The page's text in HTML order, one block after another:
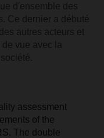
d'ensemble des
Ce dernier a débuté
autres acteurs et
vue avec la
assessment
of the
The double